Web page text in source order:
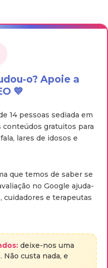
o? Apoie a
💙
14 pessoas sediada em
conteúdos gratuitos para
lares de idosos e
que temos de saber se
no Google ajuda-
cuidadores e terapeutas
deixe-nos uma
Não custa nada, e